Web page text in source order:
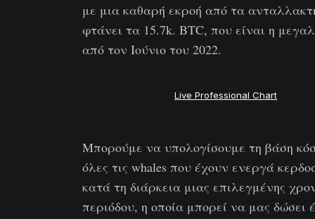
με μια καθαρή εκροή από τα
φτάνει τα 15.7k. BTC, που είναι η
από τον Ιούνιο του 2022.
Live Professional Chart
Μπορούμε να υπολογίσουμε τη βάση
όλες τις whales που έχουν ενεργά
κατά τη διάρκεια μιας επιλεγμένης
περιόδου, η οποία μπορεί να μας δώσει